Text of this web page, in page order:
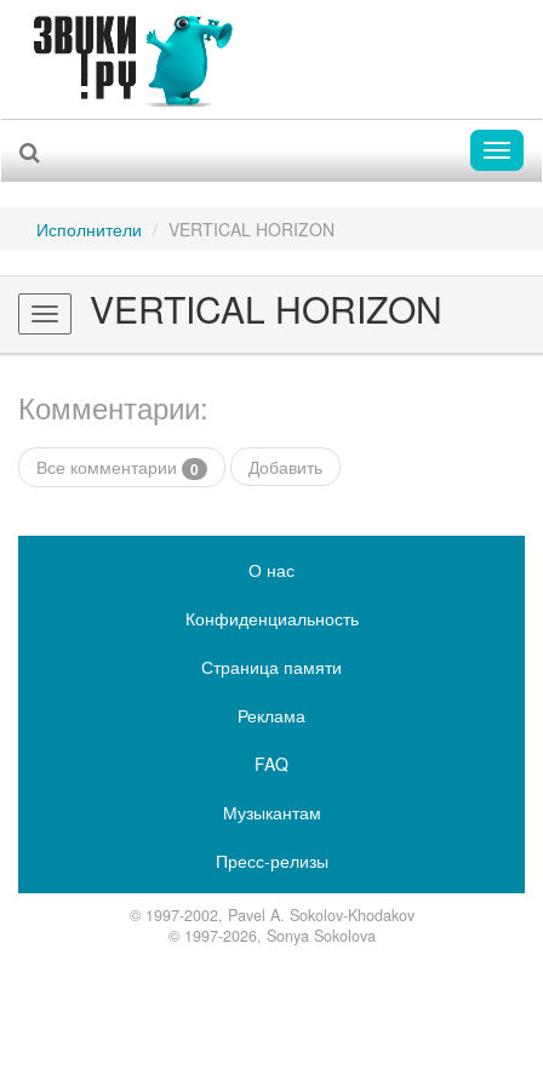
Исполнители VERTICAL HORIZON
Toggle
navigation
VERTICAL HORIZON
Комментарии:
Все комментарии 0 Добавить
О нас
Конфиденциальность
Страница памяти
Реклама
FAQ
Музыкантам
Пресс-релизы
© 1997-2002, Pavel A. Sokolov-Khodakov
© 1997-2026, Sonya Sokolova